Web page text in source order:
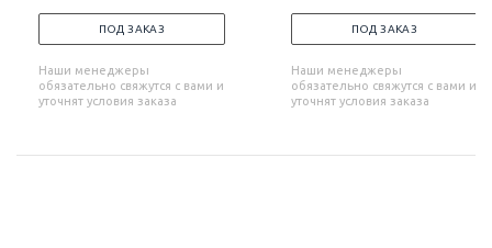
ПОД ЗАКАЗ
Наши менеджеры
обязательно свяжутся с вами и
уточнят условия заказа
ПОД ЗАКАЗ
Наши менеджеры
обязательно свяжутся с вами и
уточнят условия заказа